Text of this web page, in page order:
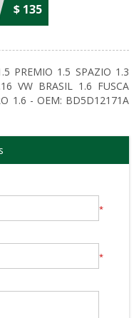
$ 135
PREMIO 1.5 SPAZIO 1.3
VW BRASIL 1.6 FUSCA
1.6 - OEM: BD5D12171A
*
*